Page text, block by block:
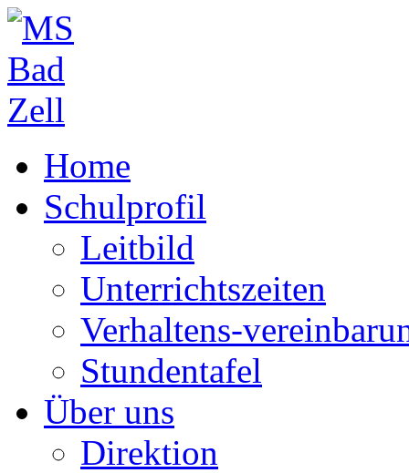
Home
Schulprofil
Leitbild
Unterrichtszeiten
Verhaltens-
Stundentafel
Über uns
Direktion